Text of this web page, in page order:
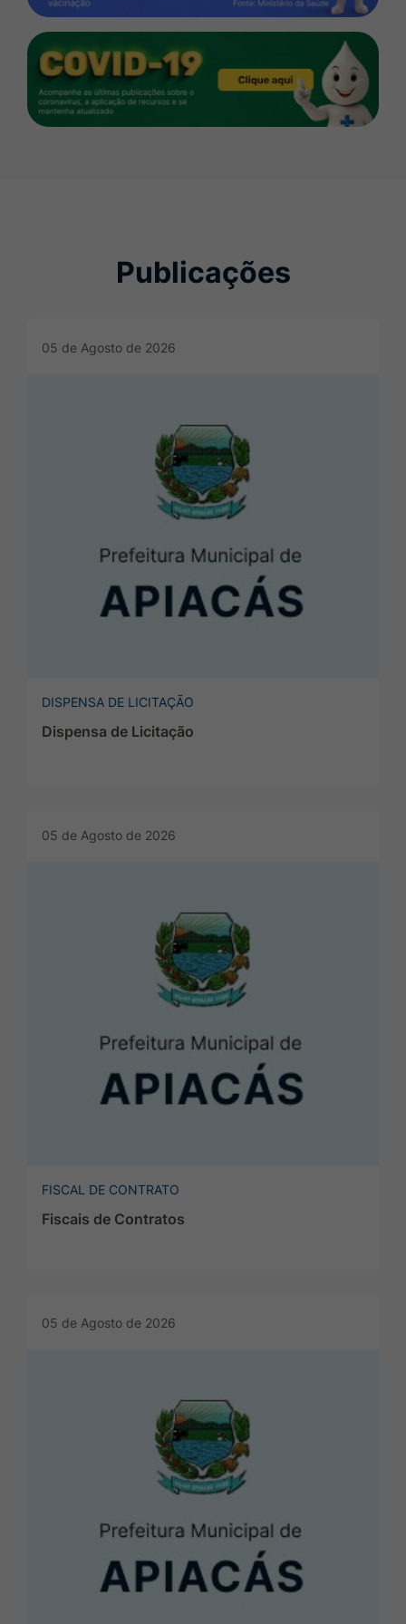
Banner
Covid
Seção PublicaçõesPublicações
05 de Agosto de 2026
DISPENSA DE LICITAÇÃO
Dispensa de Licitação
05 de Agosto de 2026
FISCAL DE CONTRATO
Fiscais de Contratos
05 de Agosto de 2026